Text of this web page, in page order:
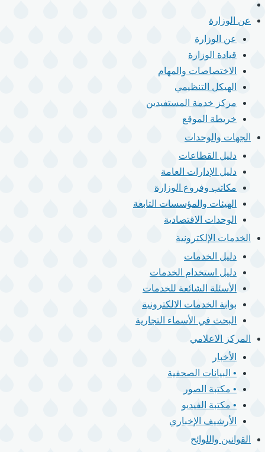
القائمة
الرئيسيةعن الوزارة
عن الوزارة
قيادة الوزارة
الاختصاصات والمهام
الهيكل التنظيمي
مركز خدمة المستفيدين
خريطة الموقع
الجهات والوحدات
دليل القطاعات
دليل الإدارات العامة
مكاتب وفروع الوزارة
الهيئات والمؤسسات التابعة
الوحدات الاقتصادية
الخدمات الإلكترونية
دليل الخدمات
دليل استخدام الخدمات
الأسئلة الشائعة للخدمات
بوابة الخدمات الالكترونية
البحث في الأسماء التجارية
المركز الاعلامي
الأخبار
• البيانات الصحفية
• مكتبة الصور
• مكتبة الفيديو
الأرشيف الإخباري
القوانين واللوائح